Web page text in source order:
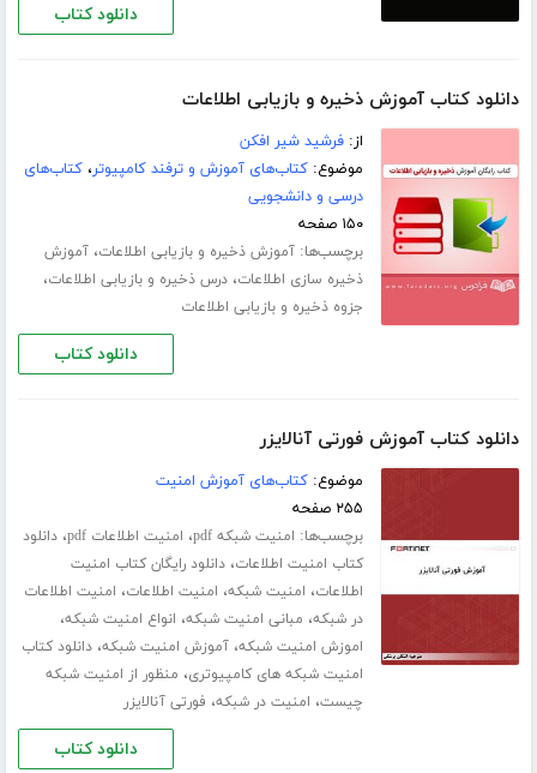
دانلود کتاب
دانلود کتاب آموزش ذخیره و بازیابی اطلاعات
از:فرشید شیر افکن
موضوع:کتاب‌های آموزش و ترفند کامپیوتر،کتاب‌های
درسی و دانشجویی
۱۵۰ صفحه
برچسب‌ها:آموزش ذخیره و بازیابی اطلاعات،آموزش
ذخیره سازی اطلاعات،درس ذخیره و بازیابی اطلاعات،
جزوه ذخیره و بازیابی اطلاعات
دانلود کتاب
دانلود کتاب آموزش فورتی آنالایزر
موضوع:کتاب‌های آموزش امنیت
۲۵۵ صفحه
برچسب‌ها: امنیت شبکه pdf ، امنیت اطلاعات pdf ،دانلود
کتاب امنیت اطلاعات،دانلود رایگان کتاب امنیت
اطلاعات، امنیت شبکه، امنیت اطلاعات، امنیت اطلاعات
در شبکه، مبانی امنیت شبکه، انواع امنیت شبکه،
اموزش امنیت شبکه،آموزش امنیت شبکه،دانلود کتاب
امنیت شبکه های کامپیوتری، منظور از امنیت شبکه
چیست، امنیت در شبکه، فورتی آنالایزر
دانلود کتاب